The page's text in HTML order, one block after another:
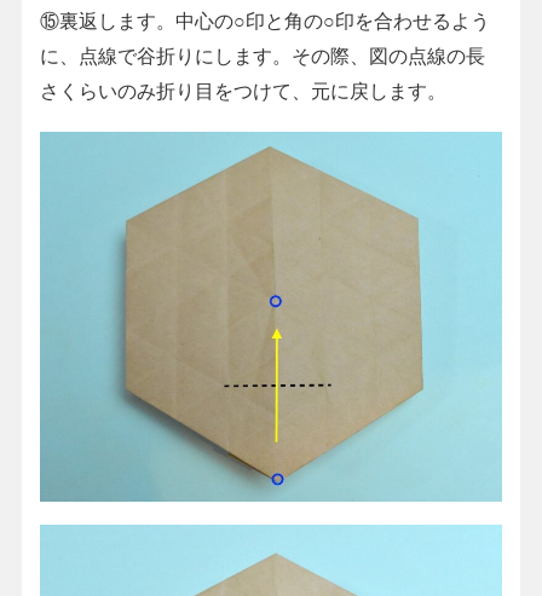
⑮裏返します。中心の○印と角の○印を合わせるよう
に、点線で谷折りにします。その際、図の点線の長
さくらいのみ折り目をつけて、元に戻します。